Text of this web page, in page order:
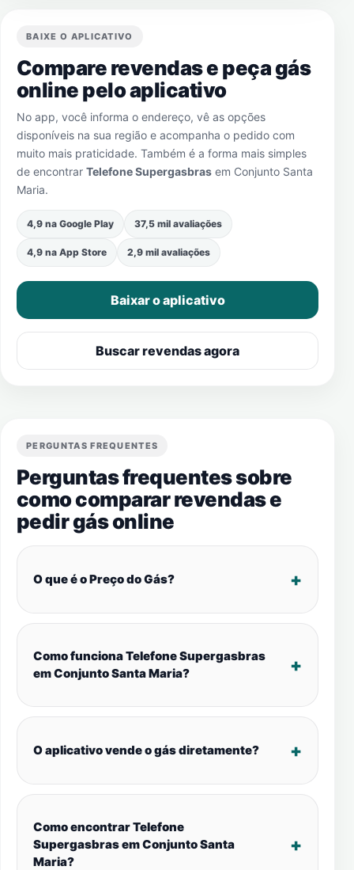
BAIXE O APLICATIVO
Compare revendas e peça gás
online pelo aplicativo
No app, você informa o endereço, vê as opções
disponíveis na sua região e acompanha o pedido com
muito mais praticidade. Também é a forma mais simples
de encontrar Telefone Supergasbras em Conjunto Santa
Maria.
4,9 na Google Play 37,5 mil avaliações
4,9 na App Store 2,9 mil avaliações
Baixar o aplicativo
Buscar revendas agora
PERGUNTAS FREQUENTES
Perguntas frequentes sobre
como comparar revendas e
pedir gás online
O que é o Preço do Gás?
Como funciona Telefone Supergasbras
em Conjunto Santa Maria?
O aplicativo vende o gás diretamente?
Como encontrar Telefone
Supergasbras em Conjunto Santa
Maria?